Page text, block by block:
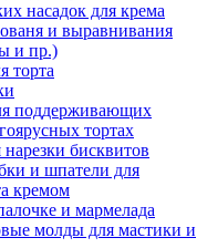
насадок для крема
и выравнивания
и пр.)
торта
поддерживающих
тортах
бисквитов
и шпатели для
кремом
и мармелада
молды для мастики и